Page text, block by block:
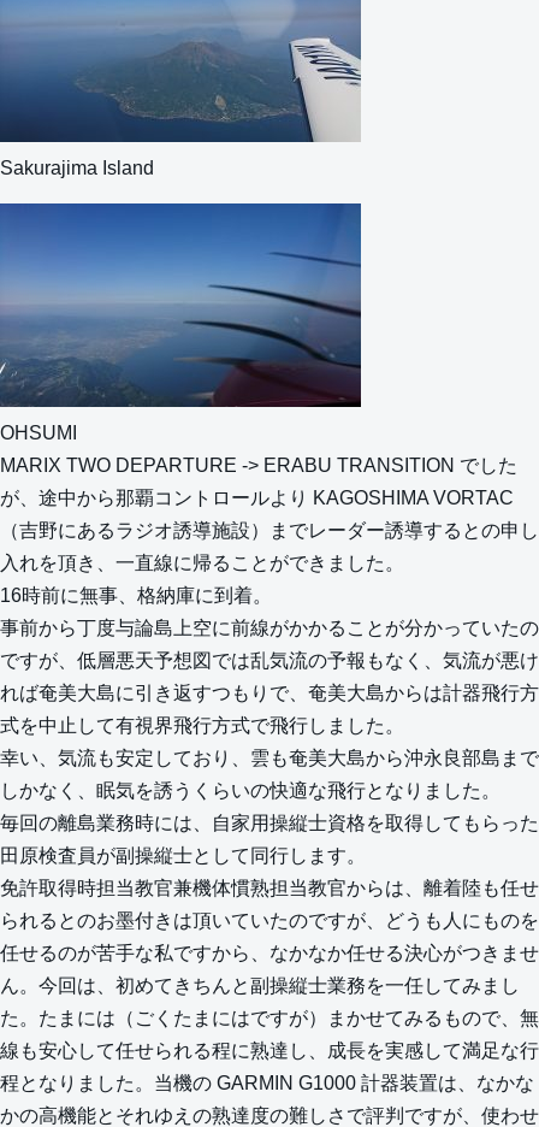
Sakurajima Island
OHSUMI
MARIX TWO DEPARTURE -> ERABU TRANSITION でした
が、途中から那覇コントロールより KAGOSHIMA VORTAC
（吉野にあるラジオ誘導施設）までレーダー誘導するとの申し
入れを頂き、一直線に帰ることができました。
16時前に無事、格納庫に到着。
事前から丁度与論島上空に前線がかかることが分かっていたの
ですが、低層悪天予想図では乱気流の予報もなく、気流が悪け
れば奄美大島に引き返すつもりで、奄美大島からは計器飛行方
式を中止して有視界飛行方式で飛行しました。
幸い、気流も安定しており、雲も奄美大島から沖永良部島まで
しかなく、眠気を誘うくらいの快適な飛行となりました。
毎回の離島業務時には、自家用操縦士資格を取得してもらった
田原検査員が副操縦士として同行します。
免許取得時担当教官兼機体慣熟担当教官からは、離着陸も任せ
られるとのお墨付きは頂いていたのですが、どうも人にものを
任せるのが苦手な私ですから、なかなか任せる決心がつきませ
ん。今回は、初めてきちんと副操縦士業務を一任してみまし
た。たまには（ごくたまにはですが）まかせてみるもので、無
線も安心して任せられる程に熟達し、成長を実感して満足な行
程となりました。当機の GARMIN G1000 計器装置は、なかな
かの高機能とそれゆえの熟達度の難しさで評判ですが、使わせ